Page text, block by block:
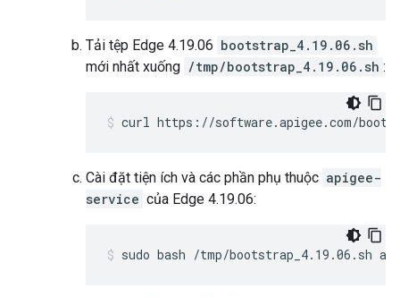
Tải tệp Edge 4.19.06 bootstrap_4.19.06.sh
mới nhất xuống /tmp/bootstrap_4.19.06.sh :
curl https://software.apigee.com/
Cài đặt tiện ích và các phần phụ thuộc apigee-
service của Edge 4.19.06:
sudo bash /tmp/bootstrap_4.19.06.sh